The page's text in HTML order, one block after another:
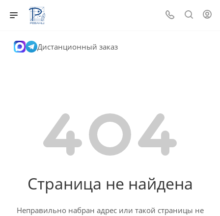
Дистанционный заказ
Страница не найдена
Неправильно набран адрес или такой страницы не